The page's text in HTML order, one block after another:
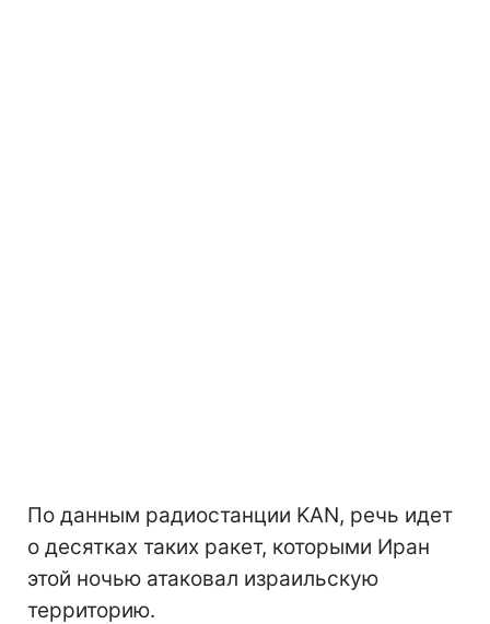
По данным радиостанции KAN, речь идет
о десятках таких ракет, которыми Иран
этой ночью атаковал израильскую
территорию.